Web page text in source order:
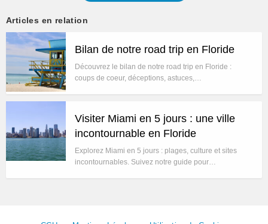
Articles en relation
Bilan de notre road trip en Floride
Découvrez le bilan de notre road trip en Floride :
coups de coeur, déceptions, astuces,…
Visiter Miami en 5 jours : une ville
incontournable en Floride
Explorez Miami en 5 jours : plages, culture et sites
incontournables. Suivez notre guide pour…